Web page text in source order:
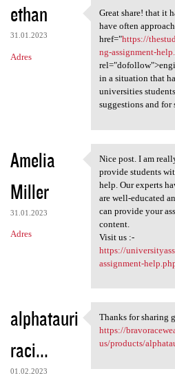
ethan
31.01.2023
Adres
Great share! that
Great share! that it
have often
href="https://
ng-assignment-
in a situation that
universities
suggestions and for
Amelia
Miller
31.01.2023
Adres
Nice post. I am
Nice post. I am
provide students
help. Our experts
are well-educated
can provide your
content.
Visit us :-
https://
assignment-
alphatauri
raci...
01.02.2023
Thanks for
Thanks for sharing
https://
us/products/